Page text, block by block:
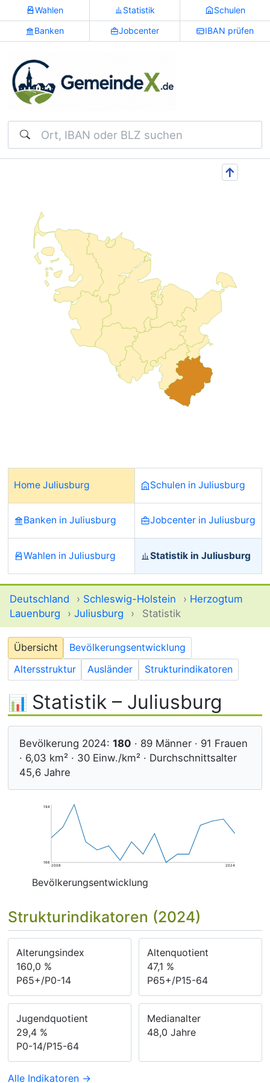
Wahlen Statistik Schulen
Banken Jobcenter IBAN prüfen
Suchen
↑
Home Juliusburg Schulen in Juliusburg
Banken in Juliusburg Jobcenter in Juliusburg
Wahlen in Juliusburg Statistik in Juliusburg
Deutschland › Schleswig-Holstein › Herzogtum
Lauenburg
›Juliusburg › Statistik
Übersicht
Bevölkerungsentwicklung
Altersstruktur
Ausländer Strukturindikatoren
Statistik – Juliusburg
Bevölkerung 2024:180 · 89 Männer · 91 Frauen
· 6,03 km² · 30 Einw./km² · Durchschnittsalter
45,6 Jahre
166
194
2008 2024
Bevölkerungsentwicklung
Strukturindikatoren (2024)
Alterungsindex
160,0 %
P65+/P0-14
Altenquotient
47,1 %
P65+/P15-64
Jugendquotient
29,4 %
P0-14/P15-64
Medianalter
48,0 Jahre
Alle Indikatoren →